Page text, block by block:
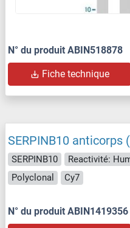
N° du produit ABIN518878
Fiche technique
SERPINB10 anticorps
SERPINB10 Reactivité:
Polyclonal
Cy7
N° du produit ABIN1419356